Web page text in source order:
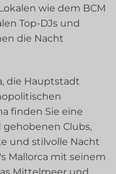
wie dem BCM
Top-DJs und
die Nacht
die Hauptstadt
finden Sie eine
Clubs,
und stilvolle Nacht
Mallorca mit seinem